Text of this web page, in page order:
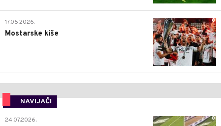
0
17.05.2026.
Mostarske kiše
NAVIJAČI
0
24.07.2026.